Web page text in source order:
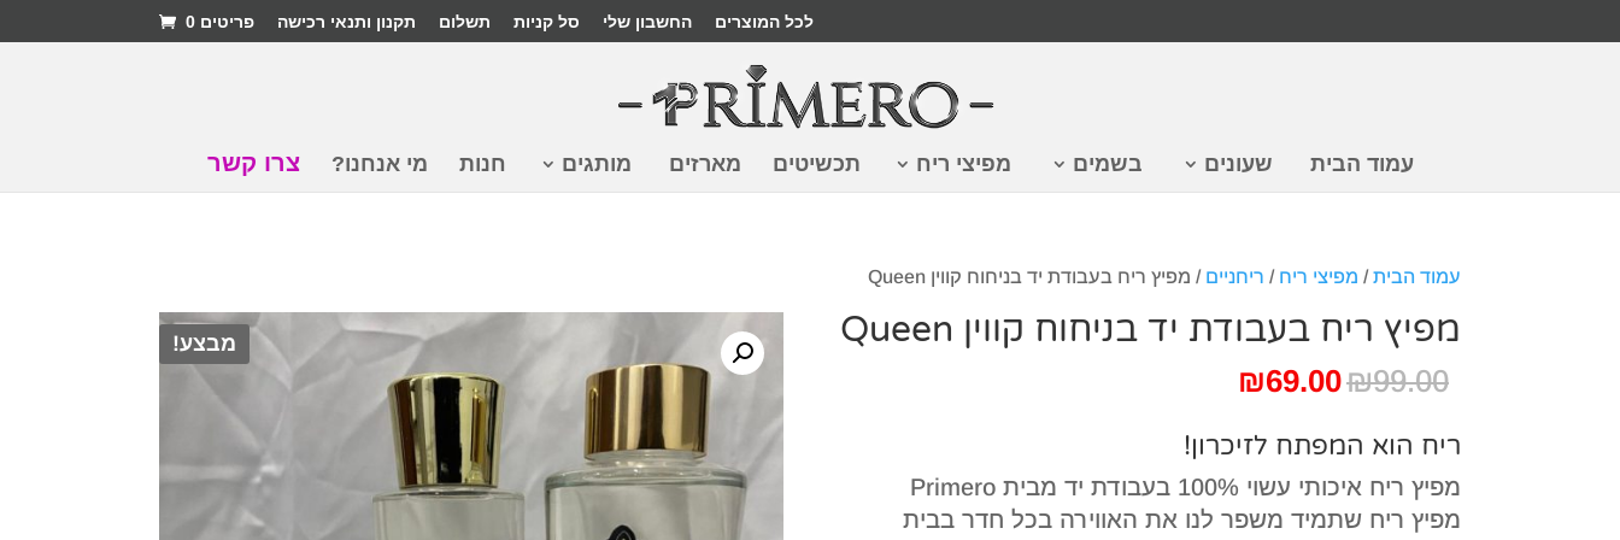
לכל המוצרים החשבון שלי סל קניות תשלום תקנון ותנאי רכישה פריטים 0
עמוד הבית שעונים בשמים מפיצי ריח תכשיטים מארזים מותגים חנות מי אנחנו? צרו קשר
עמוד הבית/ מפיצי ריח / ריחניים / מפיץ ריח בעבודת יד בניחוח קווין Queen
מבצע! מפיץ ריח בעבודת יד בניחוח קווין Queen
₪99.00
המחיר
היה:
₪99.00.
₪69.00
הוא:
₪69.00.
ריח הוא המפתח לזיכרון!
מפיץ ריח איכותי עשוי 100% בעבודת יד מבית Primero
מפיץ ריח שתמיד משפר לנו את האווירה בכל חדר בבית